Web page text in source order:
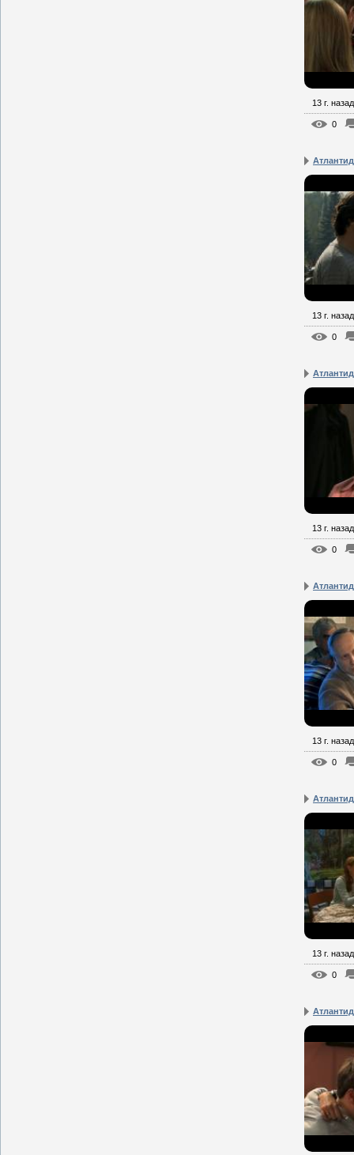
13 г. назад
0
13 г. назад
0
13 г. назад
0
13 г. назад
0
13 г. назад
0